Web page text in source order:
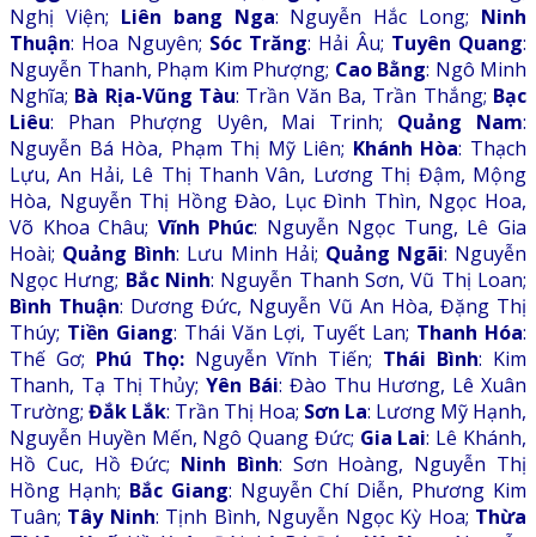
Nghị Viện; Liên bang Nga: Nguyễn Hắc Long; Ninh
Thuận: Hoa Nguyên; Sóc Trăng: Hải Âu; Tuyên Quang:
Nguyễn Thanh, Phạm Kim Phượng; Cao Bằng: Ngô Minh
Nghĩa; Bà Rịa-Vũng Tàu: Trần Văn Ba, Trần Thắng; Bạc
Liêu: Phan Phượng Uyên, Mai Trinh; Quảng Nam:
Nguyễn Bá Hòa, Phạm Thị Mỹ Liên; Khánh Hòa: Thạch
Lựu, An Hải, Lê Thị Thanh Vân, Lương Thị Đậm, Mộng
Hòa, Nguyễn Thị Hồng Đào, Lục Đình Thìn, Ngọc Hoa,
Võ Khoa Châu; Vĩnh Phúc: Nguyễn Ngọc Tung, Lê Gia
Hoài; Quảng Bình: Lưu Minh Hải; Quảng Ngãi: Nguyễn
Ngọc Hưng; Bắc Ninh: Nguyễn Thanh Sơn, Vũ Thị Loan;
Bình Thuận: Dương Đức, Nguyễn Vũ An Hòa, Đặng Thị
Thúy; Tiền Giang: Thái Văn Lợi, Tuyết Lan; Thanh Hóa:
Thế Gơ; Phú Thọ:Nguyễn Vĩnh Tiến; Thái Bình: Kim
Thanh, Tạ Thị Thủy;Yên Bái: Đào Thu Hương, Lê Xuân
Trường; Đắk Lắk: Trần Thị Hoa; Sơn La: Lương Mỹ Hạnh,
Nguyễn Huyền Mến, Ngô Quang Đức; Gia Lai: Lê Khánh,
Hồ Cuc, Hồ Đức; Ninh Bình: Sơn Hoàng, Nguyễn Thị
Hồng Hạnh; Bắc Giang: Nguyễn Chí Diễn, Phương Kim
Tuân; Tây Ninh: Tịnh Bình, Nguyễn Ngọc Kỳ Hoa; Thừa